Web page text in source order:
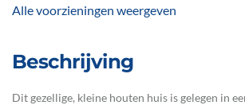
Alle voorzieningen weergeven
Beschrijving
Dit gezellige, kleine houten huis is gelegen in